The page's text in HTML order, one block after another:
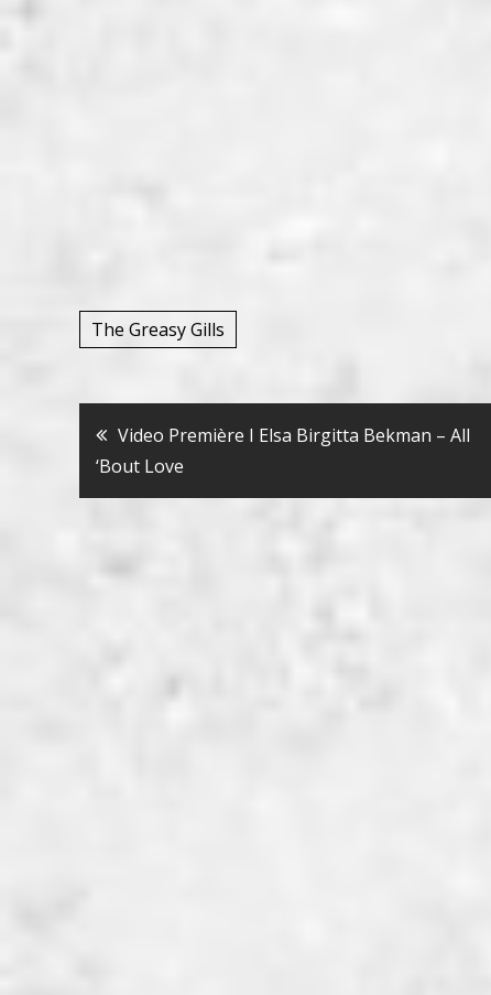
The Greasy Gills
Bericht
navigatie
Video Première I Elsa Birgitta Bekman – All
‘Bout Love